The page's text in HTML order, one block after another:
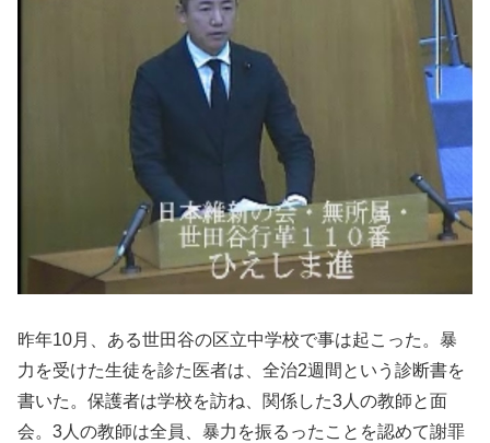
昨年10月、ある世田谷の区立中学校で事は起こった。暴
力を受けた生徒を診た医者は、全治2週間という診断書を
書いた。保護者は学校を訪ね、関係した3人の教師と面
会。3人の教師は全員、暴力を振るったことを認めて謝罪